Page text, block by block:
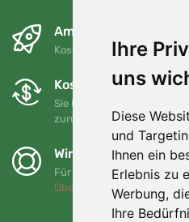
Ihre
uns
Diese
und
Ihnen ein
Erlebnis zu
Werbung,
Ihre
Am nächsten Tag
Kostenloser Versand für
Kostenloser
Sie können Ihre Bestellung
zurückgeben oder
Wir unterstützen
Für jede Bestellung
Über uns